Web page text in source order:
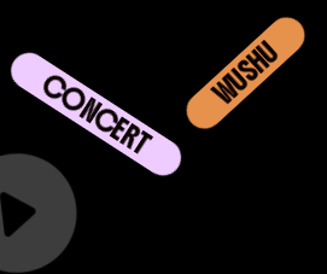
CONCERT